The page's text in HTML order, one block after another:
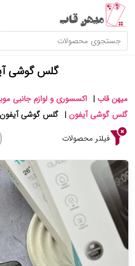
گلس گوشی آیفون
میهن قاب | اکسسوری و لوازم جانبی
گلس گوشی آیفون | گلس گوشی آیفون ۱۵ نرمال
فیلتر محصولات